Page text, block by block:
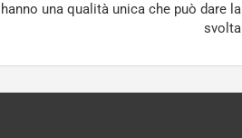
una qualità unica che può dare la
svolta